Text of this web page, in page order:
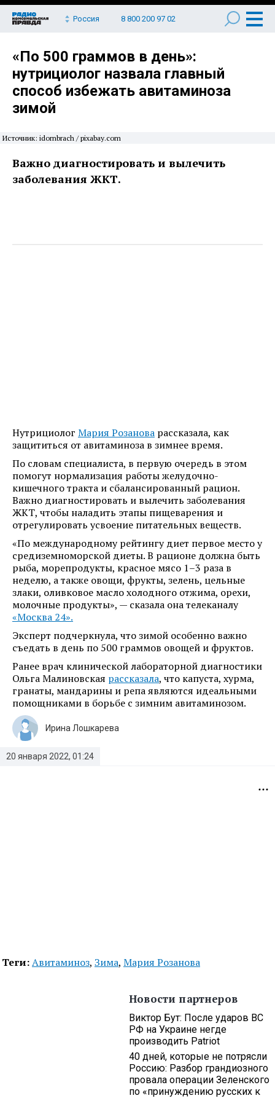
Россия 8 800 200 97 02
«По 500 граммов в день»:
нутрициолог назвала главный
способ избежать авитаминоза
зимой
Источник: idornbrach / pixabay.com
Важно диагностировать и вылечить
заболевания ЖКТ.
Нутрициолог Мария Розанова рассказала, как
защититься от авитаминоза в зимнее время.
По словам специалиста, в первую очередь в этом
помогут нормализация работы желудочно-
кишечного тракта и сбалансированный рацион.
Важно диагностировать и вылечить заболевания
ЖКТ, чтобы наладить этапы пищеварения и
отрегулировать усвоение питательных веществ.
«По международному рейтингу диет первое место у
средиземноморской диеты. В рационе должна быть
рыба, морепродукты, красное мясо 1–3 раза в
неделю, а также овощи, фрукты, зелень, цельные
злаки, оливковое масло холодного отжима, орехи,
молочные продукты», — сказала она телеканалу
«Москва 24».
Эксперт подчеркнула, что зимой особенно важно
съедать в день по 500 граммов овощей и фруктов.
Ранее врач клинической лабораторной диагностики
Ольга Малиновская рассказала, что капуста, хурма,
гранаты, мандарины и репа являются идеальными
помощниками в борьбе с зимним авитаминозом.
20 января 2022, 01:24
Ирина Лошкарева
Теги:Авитаминоз, Зима, Мария Розанова
Новости партнеров
Виктор Бут: После ударов ВС
РФ на Украине негде
производить Patriot
40 дней, которые не потрясли
Россию: Разбор грандиозного
провала операции Зеленского
по «принуждению русских к